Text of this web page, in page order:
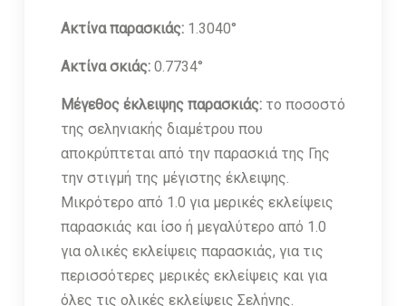
Ακτίνα παρασκιάς:1.3040°
Ακτίνα σκιάς:0.7734°
Μέγεθος έκλειψης παρασκιάς:το ποσοστό
της σεληνιακής διαμέτρου που
αποκρύπτεται από την παρασκιά της Γης
την στιγμή της μέγιστης έκλειψης.
Μικρότερο από 1.0 για μερικές εκλείψεις
παρασκιάς και ίσο ή μεγαλύτερο από 1.0
για ολικές εκλείψεις παρασκιάς, για τις
περισσότερες μερικές εκλείψεις και για
όλες τις ολικές εκλείψεις Σελήνης.